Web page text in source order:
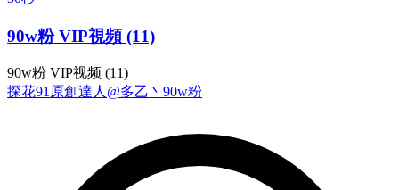
90w粉 VIP視頻 (11)
90w粉 VIP视频 (11)
探花91原創達人@多乙丶 90w粉